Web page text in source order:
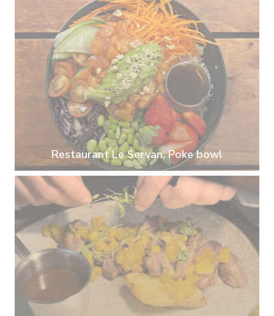
Restaurant Le Servan, Poke bowl